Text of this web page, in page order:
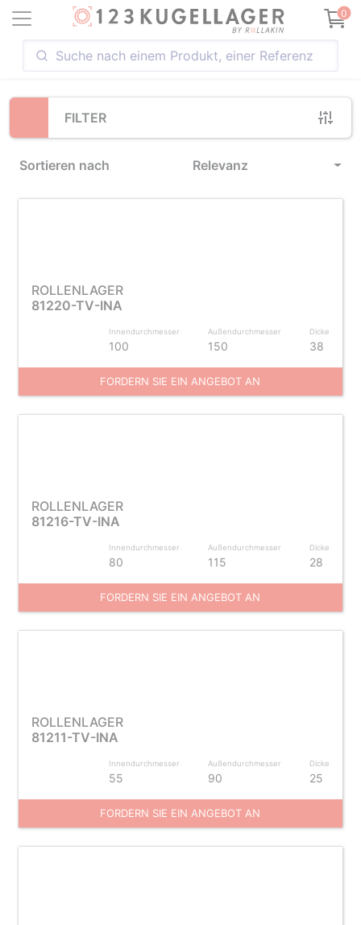
0
FILTER
Sortieren nach Relevanz
Loading...
ROLLENLAGER
81220-TV-INA
Innendurchmesser
100
Außendurchmesser
150
Dicke
38
FORDERN SIE EIN ANGEBOT AN
ROLLENLAGER
81216-TV-INA
Innendurchmesser
80
Außendurchmesser
115
Dicke
28
FORDERN SIE EIN ANGEBOT AN
ROLLENLAGER
81211-TV-INA
Innendurchmesser
55
Außendurchmesser
90
Dicke
25
FORDERN SIE EIN ANGEBOT AN